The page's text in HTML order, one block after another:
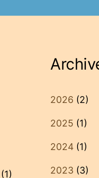
(1)
2026 (2)
2025 (1)
2024 (1)
2023 (3)